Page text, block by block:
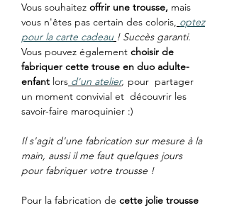
Vous souhaitez offrir une trousse, mais
vous n'êtes pas certain des coloris, optez
pour la carte cadeau ! Succès garanti.
Vous pouvez également choisir de
fabriquer cette trouse en duo adulte-
enfant lors d'un atelier, pour partager
un moment convivial et découvrir les
savoir-faire maroquinier :)
Il s'agit d'une fabrication sur mesure à la
main, aussi il me faut quelques jours
pour fabriquer votre trousse !
Pour la fabrication de cette jolie trousse